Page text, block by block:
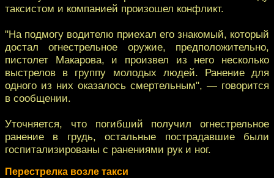
таксистом и компанией произошел конфликт.
"На подмогу водителю приехал его знакомый, который
достал огнестрельное оружие, предположительно,
пистолет Макарова, и произвел из него несколько
выстрелов в группу молодых людей. Ранение для
одного из них оказалось смертельным", — говорится
в сообщении.
Уточняется, что погибший получил огнестрельное
ранение в грудь, остальные пострадавшие были
госпитализированы с ранениями рук и ног.
Перестрелка возле такси